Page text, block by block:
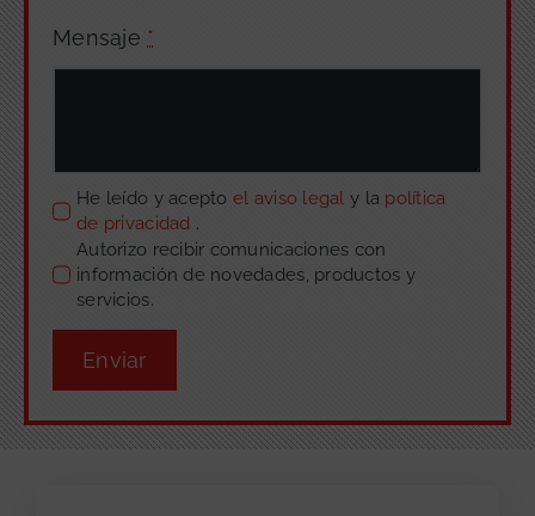
Mensaje *
He leído y acepto el aviso legaly la política
de privacidad .
Autorizo recibir comunicaciones con
información de novedades, productos y
servicios.
Enviar